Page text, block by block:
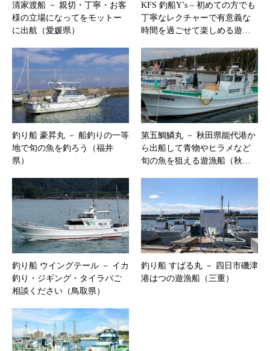
清家渡船 － 親切・丁寧・お客
様の立場になってをモットー
に出航（愛媛県）
KFS 釣船Y’s – 初めての方でも
丁寧なレクチャーで有意義な
時間を過ごせて楽しめる遊…
釣り船 豪昇丸 － 船釣りの一等
地で旬の魚を釣ろう（福井
県）
第五鯛鱗丸 － 秋田県能代港か
ら出船して青物やヒラメなど
旬の魚を狙える遊漁船（秋…
釣り船 ウイングテール － イカ
釣り・ジギング・タイラバご
相談ください（鳥取県）
釣り船 すばる丸 － 四日市磯津
港はつの遊漁船（三重）